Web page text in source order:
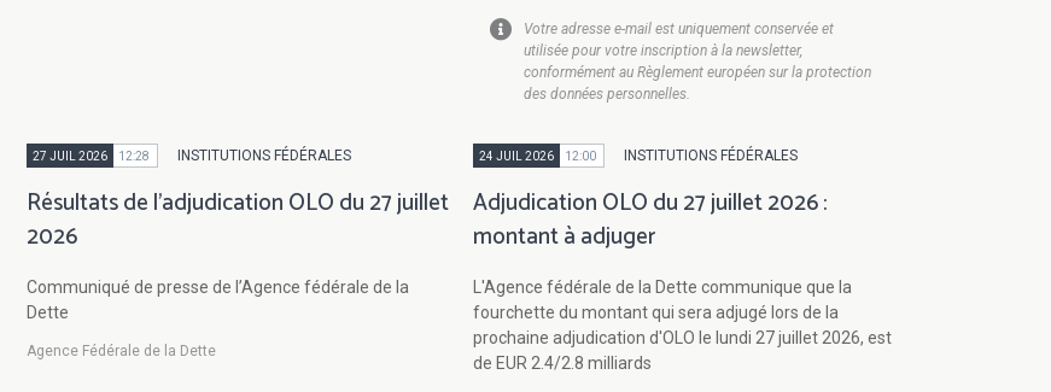
Votre adresse e-mail est uniquement conservée et
utilisée pour votre inscription à la newsletter,
conformément au Règlement européen sur la protection
des données personnelles.
27 JUIL 2026 12:28 INSTITUTIONS FÉDÉRALES
Résultats de l'adjudication OLO du 27 juillet
2026
Communiqué de presse de l’Agence fédérale de la
Dette
Agence Fédérale de la Dette
24 JUIL 2026 12:00 INSTITUTIONS FÉDÉRALES
Adjudication OLO du 27 juillet 2026 :
montant à adjuger
L'Agence fédérale de la Dette communique que la
fourchette du montant qui sera adjugé lors de la
prochaine adjudication d'OLO le lundi 27 juillet 2026, est
de EUR 2.4/2.8 milliards